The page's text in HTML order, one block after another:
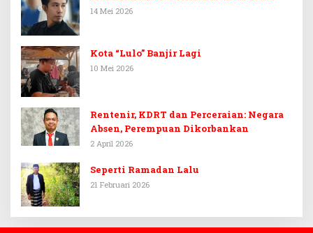
14 Mei 2026
Kota “Lulo” Banjir Lagi
10 Mei 2026
Rentenir, KDRT dan Perceraian: Negara
Absen, Perempuan Dikorbankan
2 April 2026
Seperti Ramadan Lalu
21 Februari 2026